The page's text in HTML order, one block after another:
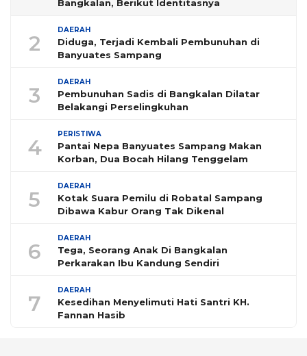
Bangkalan, Berikut Identitasnya
2
DAERAH
Diduga, Terjadi Kembali Pembunuhan di
Banyuates Sampang
3
DAERAH
Pembunuhan Sadis di Bangkalan Dilatar
Belakangi Perselingkuhan
4
PERISTIWA
Pantai Nepa Banyuates Sampang Makan
Korban, Dua Bocah Hilang Tenggelam
5
DAERAH
Kotak Suara Pemilu di Robatal Sampang
Dibawa Kabur Orang Tak Dikenal
6
DAERAH
Tega, Seorang Anak Di Bangkalan
Perkarakan Ibu Kandung Sendiri
7
DAERAH
Kesedihan Menyelimuti Hati Santri KH.
Fannan Hasib